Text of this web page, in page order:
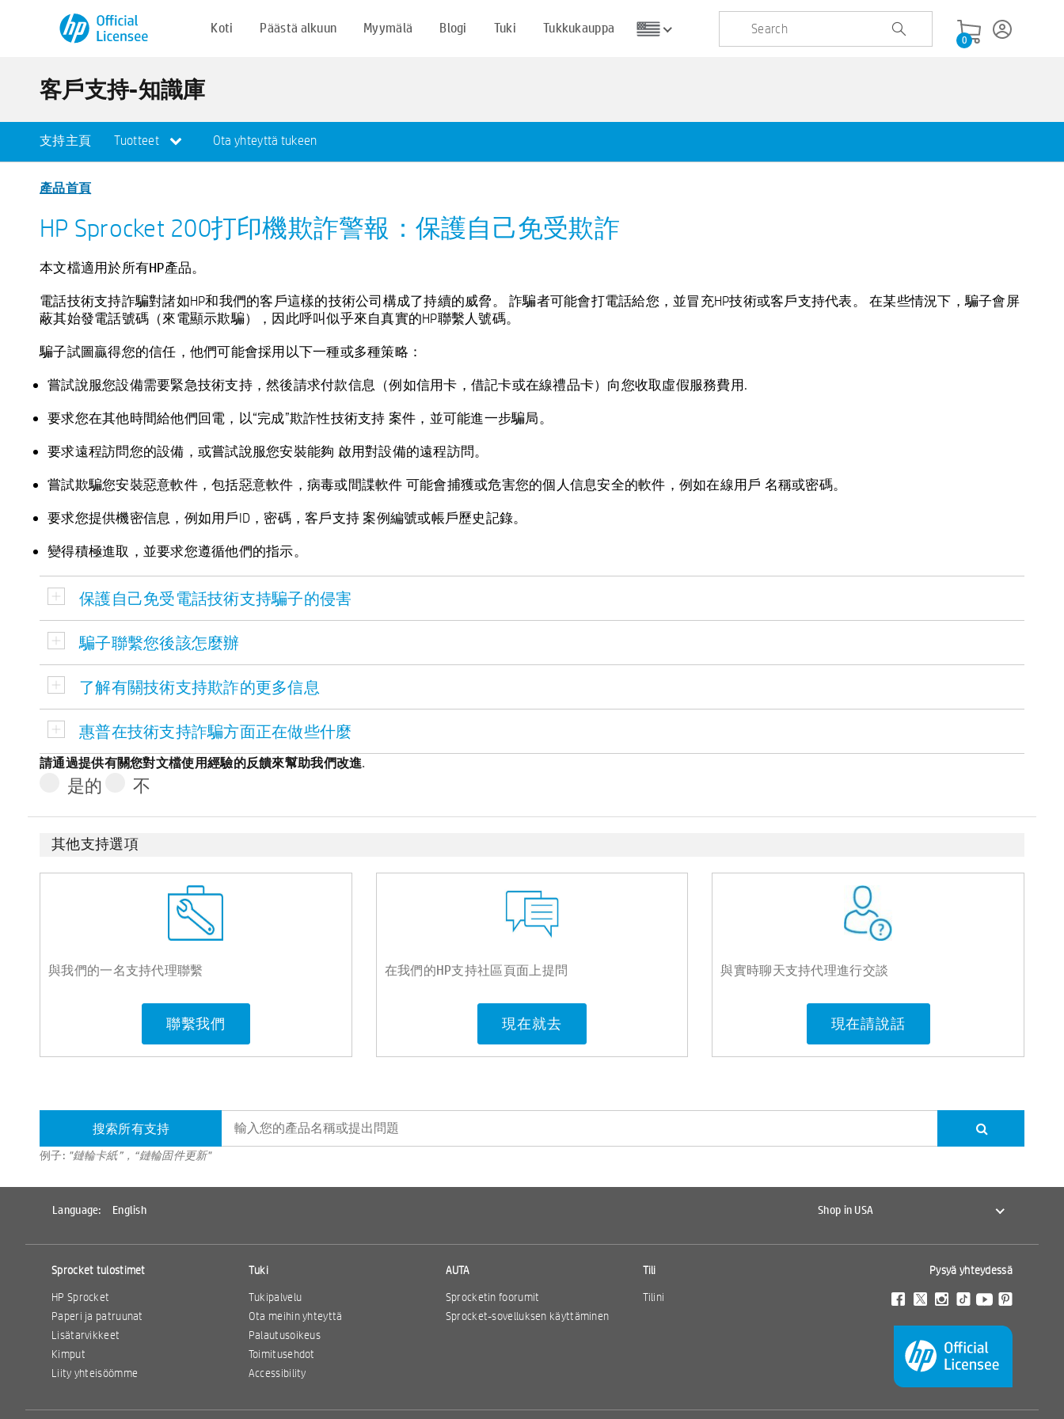
Koti Päästä alkuun Myymälä Blogi Tuki Tukkukauppa
0
客戶支持-知識庫
支持主頁 Tuotteet Ota yhteyttä tukeen
產品首頁
HP Sprocket 200打印機欺詐警報：保護自己免受欺詐
本文檔適用於所有HP產品。
電話技術支持詐騙對諸如HP和我們的客戶這樣的技術公司構成了持續的威脅。 詐騙者可能會打電話給您，並冒充HP技術或客戶支持代表。 在某些情況下，騙子會屏
蔽其始發電話號碼（來電顯示欺騙），因此呼叫似乎來自真實的HP聯繫人號碼。
騙子試圖贏得您的信任，他們可能會採用以下一種或多種策略：
嘗試說服您設備需要緊急技術支持，然後請求付款信息（例如信用卡，借記卡或在線禮品卡）向您收取虛假服務費用.
要求您在其他時間給他們回電，以“完成”欺詐性技術支持 案件，並可能進一步騙局。
要求遠程訪問您的設備，或嘗試說服您安裝能夠 啟用對設備的遠程訪問。
嘗試欺騙您安裝惡意軟件，包括惡意軟件，病毒或間諜軟件 可能會捕獲或危害您的個人信息安全的軟件，例如在線用戶 名稱或密碼。
要求您提供機密信息，例如用戶ID，密碼，客戶支持 案例編號或帳戶歷史記錄。
變得積極進取，並要求您遵循他們的指示。
保護自己免受電話技術支持騙子的侵害
騙子聯繫您後該怎麼辦
了解有關技術支持欺詐的更多信息
惠普在技術支持詐騙方面正在做些什麼
請通過提供有關您對文檔使用經驗的反饋來幫助我們改進.
是的 不
其他支持選項
與我們的一名支持代理聯繫
聯繫我們
在我們的HP支持社區頁面上提問
現在就去
與實時聊天支持代理進行交談
現在請說話
搜索所有支持
例子: "鏈輪卡紙”，“鏈輪固件更新"
Language: English Shop in USA
Sprocket tulostimet
HP Sprocket
Paperi ja patruunat
Lisätarvikkeet
Kimput
Liity yhteisöömme
Tuki
Tukipalvelu
Ota meihin yhteyttä
Palautusoikeus
Toimitusehdot
Accessibility
AUTA
Sprocketin foorumit
Sprocket-sovelluksen käyttäminen
Tili
Tilini
Pysyä yhteydessä